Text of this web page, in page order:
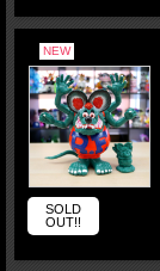
NEW
SOLD
OUT!!